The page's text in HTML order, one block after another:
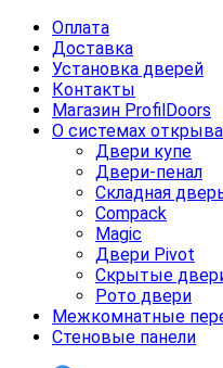
Оплата
Доставка
Установка дверей
Контакты
Магазин ProfilDoors
О системах
Двери купе
Двери-пенал
Складная
Compack
Magic
Двери Pivot
Скрытые
Рото двери
Межкомнатные
Стеновые панели